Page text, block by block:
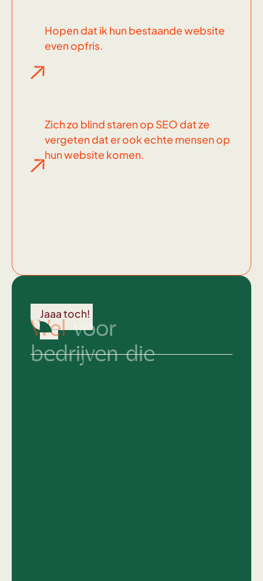
Hopen dat ik hun bestaande website
even opfris.
Zich zo blind staren op SEO dat ze
vergeten dat er ook echte mensen op
hun website komen.
Jaaa toch!
Welvoor
bedrijven die
Hun merkidentiteit al keihard op orde